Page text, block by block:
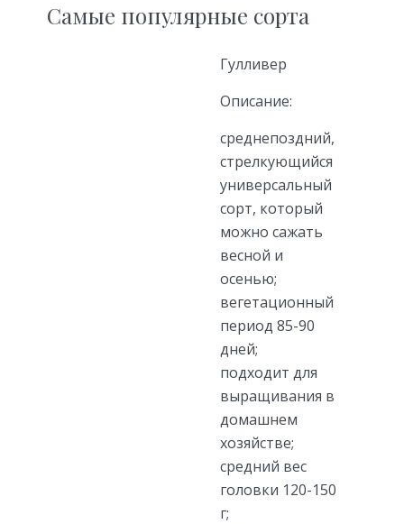
Самые популярные сорта
Гулливер
Описание:
среднепоздний,
стрелкующийся
универсальный
сорт, который
можно сажать
весной и
осенью;
вегетационный
период 85-90
дней;
подходит для
выращивания в
домашнем
хозяйстве;
средний вес
головки 120-150
г;